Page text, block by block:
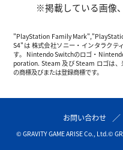
※掲載している画像
"PlayStation Family
S4"は 株式会社ソニー・インタラクテ
す。 Nintendo Switchのロゴ・
poration. Steam 及び Steam ロゴは
の商標及びまたは登録商標です。
お問い合わせ
© GRAVITY GAME ARISE Co., Ltd.©